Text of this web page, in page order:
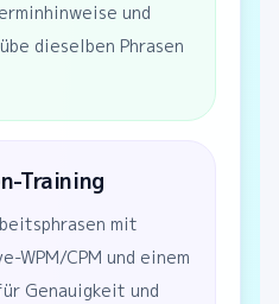
und
dieselben Phrasen
Training
mit
WPM/CPM und einem
Genauigkeit und